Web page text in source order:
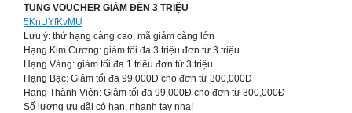
TUNG VOUCHER GIẢM ĐẾN 3 TRIỆU
5KnUYfKvMU
Lưu ý: thứ hạng càng cao, mã giảm càng lớn
Hạng Kim Cương: giảm tối đa 3 triệu đơn từ 3 triệu
Hạng Vàng: giảm tối đa 1 triệu đơn từ 3 triệu
Hạng Bạc: Giảm tối đa 99,000Đ cho đơn từ 300,000Đ
Hạng Thành Viên: Giảm tối đa 99,000Đ cho đơn từ 300,000Đ
Số lượng ưu đãi có hạn, nhanh tay nha!